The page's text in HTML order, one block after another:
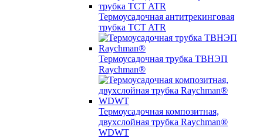
Термоусадочная антитрекинговая
трубка TCT ATR
Термоусадочная трубка ТВНЭП
Raychman®
Термоусадочная композитная,
двухслойная трубка Raychman®
WDWT